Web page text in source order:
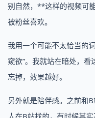
别自然，**这样的视频可
被粉丝喜欢。
我用一个可能不太恰当的
窥欲”。我就站在暗处，
忘掉，效果越好。
另外就是陪伴感。之前和
人在B站找的，有时候其